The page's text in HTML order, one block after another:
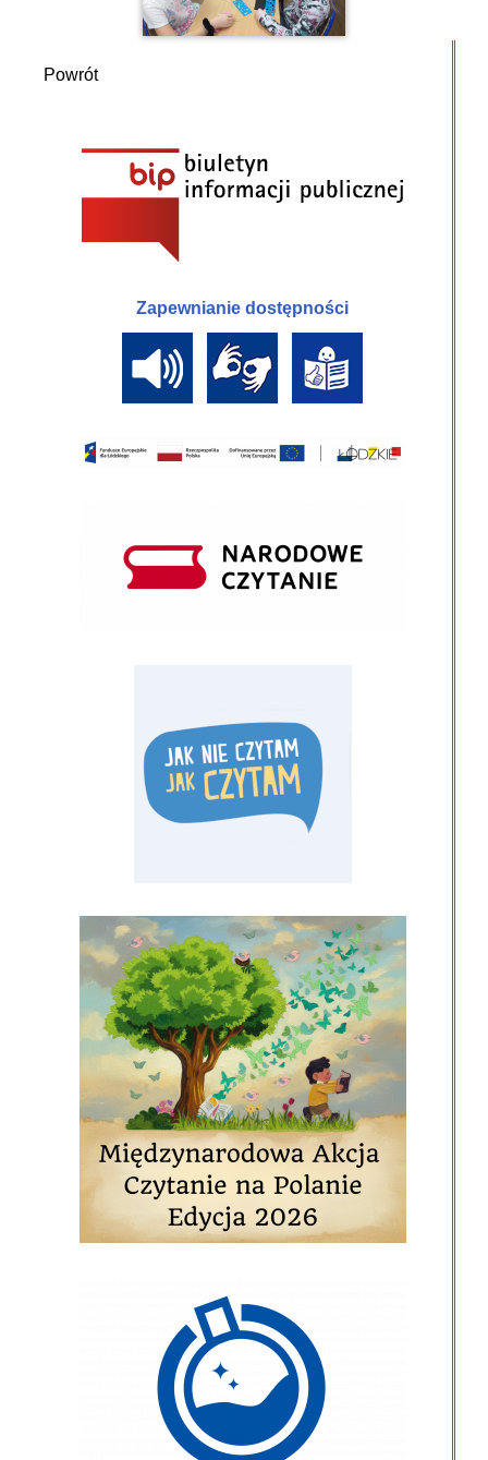
Powrót
Zapewnianie dostępności